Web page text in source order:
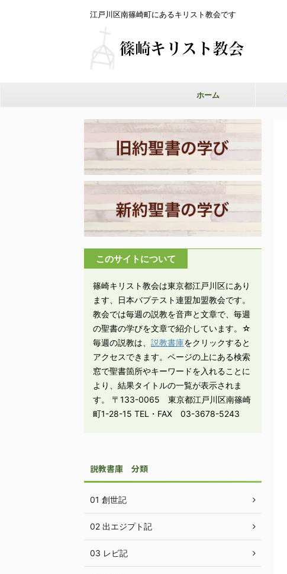
江戸川区南篠崎町にあるキリスト教会です
ホーム
このサイトについて
篠崎キリスト教会は東京都江戸川区にあり
ます、日本バプテスト連盟加盟教会です。
教会では毎週の説教を音声と文章で、毎週
の聖書の学びを文章で紹介しています。☆
毎週の説教は、 説教書庫をクリックすると
アクセスできます。ページの上にある検索
窓で聖書箇所やキーワードを入れることに
より、結果タイトルの一覧が表示されま
す。 〒133-0065 東京都江戸川区南篠崎
町1-28-15 TEL・FAX 03-3678-5243
説教書庫 分類
01 創世記
02 出エジプト記
03 レビ記